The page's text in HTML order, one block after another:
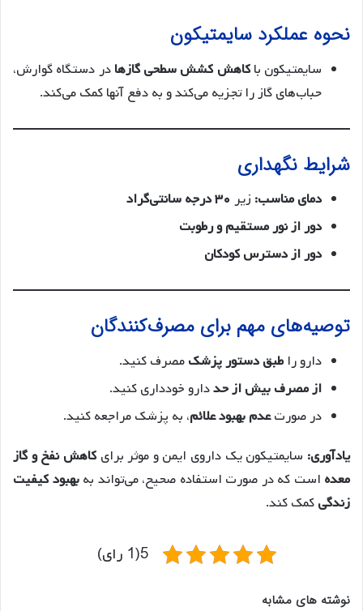
نحوه عملکرد سایمتیکون
سایمتیکون باکاهش کشش سطحی گازهادر دستگاه گوارش،
حباب‌های گاز را تجزیه می‌کند و به دفع آنها کمک می‌کند.
شرایط نگهداری
دمای مناسب: زیر ۳۰ درجه سانتی‌گراد
دور از نور مستقیم و رطوبت
دور از دسترس کودکان
توصیه‌های مهم برای مصرف‌کنندگان
دارو راطبق دستور پزشکمصرف کنید.
از مصرف بیش از حددارو خودداری کنید.
در صورتعدم بهبود علائم، به پزشک مراجعه کنید.
یادآوری: سایمتیکون یک داروی ایمن و موثر برایکاهش نفخ و گاز
معده است که در صورت استفاده صحیح، می‌تواند بهبهبود کیفیت
زندگیکمک کند.
5(1 رای)
نوشته های مشابه